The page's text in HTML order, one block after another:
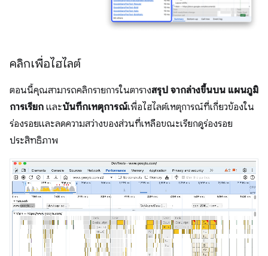
คลิกเพื่อไฮไลต์
ตอนนี้คุณสามารถคลิกรายการในตารางสรุป จากล่างขึ้นบน แผนภูมิ
การเรียก และบันทึกเหตุการณ์เพื่อไฮไลต์เหตุการณ์ที่เกี่ยวข้องใน
ร่องรอยและลดความสว่างของส่วนที่เหลือขณะเรียกดูร่องรอย
ประสิทธิภาพ